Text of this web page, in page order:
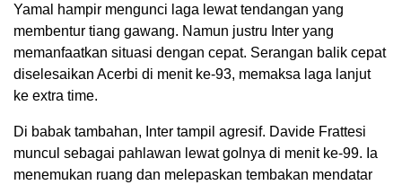
Yamal hampir mengunci laga lewat tendangan yang
membentur tiang gawang. Namun justru Inter yang
memanfaatkan situasi dengan cepat. Serangan balik cepat
diselesaikan Acerbi di menit ke-93, memaksa laga lanjut
ke extra time.
Di babak tambahan, Inter tampil agresif. Davide Frattesi
muncul sebagai pahlawan lewat golnya di menit ke-99. Ia
menemukan ruang dan melepaskan tembakan mendatar